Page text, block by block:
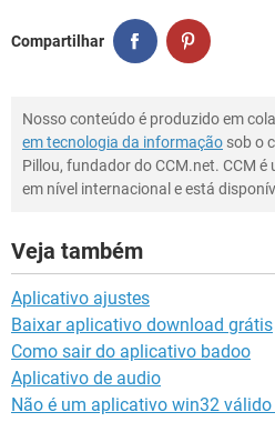
Compartilhar
Nosso conteúdo é produzido em
em tecnologia da informação sob o
Pillou, fundador do CCM.net. CCM
em nível internacional e está
Veja também
Aplicativo ajustes
Baixar aplicativo download grátis
Como sair do aplicativo badoo
Aplicativo de audio
Não é um aplicativo win32